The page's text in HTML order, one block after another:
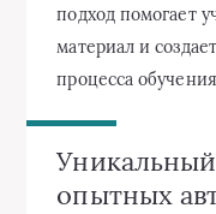
подход помогает
материал и
процесса
опытных